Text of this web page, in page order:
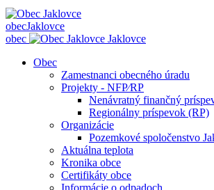
obecJaklovce
obec
Jaklovce
Obec
Zamestnanci obecného úradu
Projekty - NFP⁄RP
Nenávratný finančný
Regionálny príspevok (RP)
Organizácie
Pozemkové spoločenstvo
Aktuálna teplota
Kronika obce
Certifikáty obce
Informácie o odpadoch